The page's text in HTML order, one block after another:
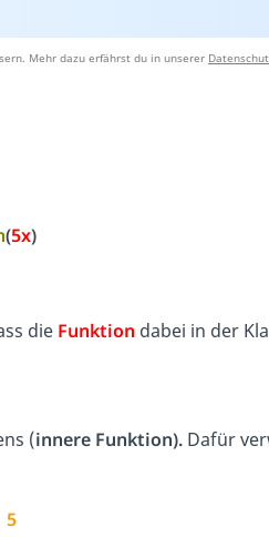
Mehr dazu erfährst du in unserer
(5x)
die Funktion dabei in der
(innere Funktion). Dafür
5